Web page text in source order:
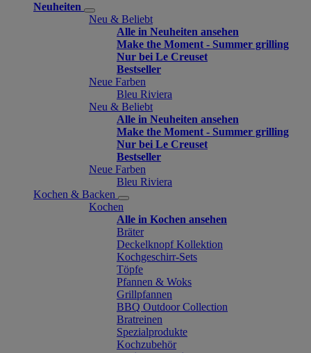
Neuheiten
Neu & Beliebt
Alle in Neuheiten ansehen
Make the Moment - Summer grilling
Nur bei Le Creuset
Bestseller
Neue Farben
Bleu Riviera
Neu & Beliebt
Alle in Neuheiten ansehen
Make the Moment - Summer grilling
Nur bei Le Creuset
Bestseller
Neue Farben
Bleu Riviera
Kochen & Backen
Kochen
Alle in Kochen ansehen
Bräter
Deckelknopf Kollektion
Kochgeschirr-Sets
Töpfe
Pfannen & Woks
Grillpfannen
BBQ Outdoor Collection
Bratreinen
Spezialprodukte
Kochzubehör